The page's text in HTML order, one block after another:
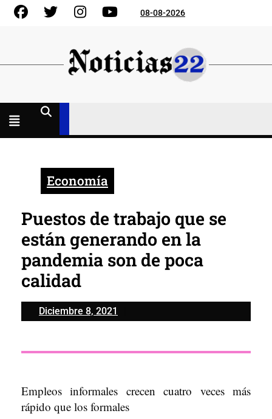
Skip
FacebookGorjeo InstagramYouTube08-08-2026
Economía
Puestos de trabajo que se
están generando en la
pandemia son de poca
calidad
Diciembre 8, 2021
8,
Empleos informales crecen cuatro veces más
rápido que los formales